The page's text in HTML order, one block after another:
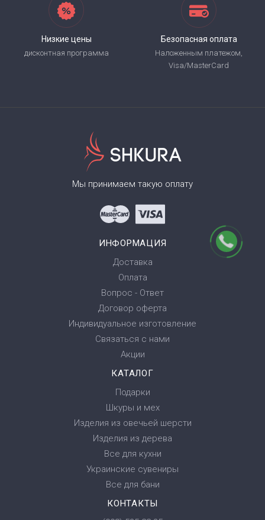
Низкие цены
дисконтная программа
Безопасная оплата
Наложенным платежом,
Visa/MasterCard
Мы принимаем такую оплату
ИНФОРМАЦИЯ
Доставка
Оплата
Вопрос - Ответ
Договор оферта
Индивидуальное изготовление
Связаться с нами
Акции
КАТАЛОГ
Подарки
Шкуры и мех
Изделия из овечьей шерсти
Изделия из дерева
Все для кухни
Украинские сувениры
Все для бани
КОНТАКТЫ